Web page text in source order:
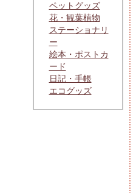
ペットグッズ
花・観葉植物
ステーショナリ
ー
絵本・ポストカ
ード
日記・手帳
エコグッズ